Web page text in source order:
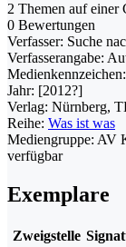
2 Themen auf einer
0 Bewertungen
Verfasser: Suche
Verfasserangabe:
Medienkennzeichen:
Jahr: [2012?]
Verlag: Nürnberg,
Reihe: Was ist was
Mediengruppe: AV
verfügbar
Exemplare
Zweigstelle